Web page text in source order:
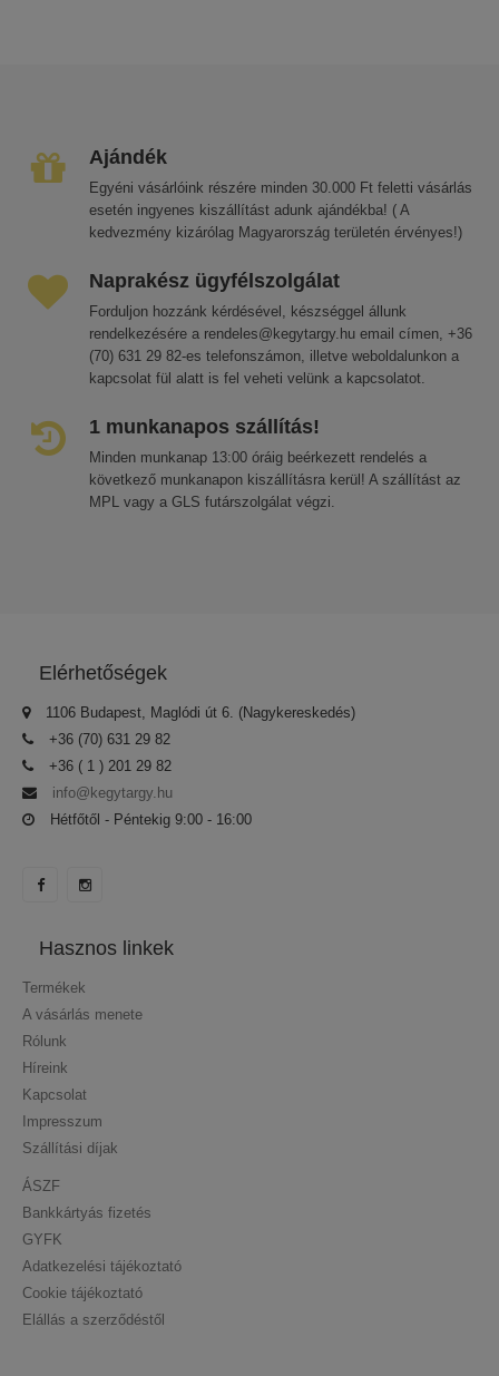
Ajándék
Egyéni vásárlóink részére minden 30.000 Ft feletti vásárlás
esetén ingyenes kiszállítást adunk ajándékba! ( A
kedvezmény kizárólag Magyarország területén érvényes!)
Naprakész ügyfélszolgálat
Forduljon hozzánk kérdésével, készséggel állunk
rendelkezésére a rendeles@kegytargy.hu email címen, +36
(70) 631 29 82-es telefonszámon, illetve weboldalunkon a
kapcsolat fül alatt is fel veheti velünk a kapcsolatot.
1 munkanapos szállítás!
Minden munkanap 13:00 óráig beérkezett rendelés a
következő munkanapon kiszállításra kerül! A szállítást az
MPL vagy a GLS futárszolgálat végzi.
Elérhetőségek
1106 Budapest, Maglódi út 6. (Nagykereskedés)
+36 (70) 631 29 82
+36 ( 1 ) 201 29 82
info@kegytargy.hu
Hétfőtől - Péntekig 9:00 - 16:00
Hasznos linkek
Termékek
A vásárlás menete
Rólunk
Híreink
Kapcsolat
Impresszum
Szállítási díjak
ÁSZF
Bankkártyás fizetés
GYFK
Adatkezelési tájékoztató
Cookie tájékoztató
Elállás a szerződéstől